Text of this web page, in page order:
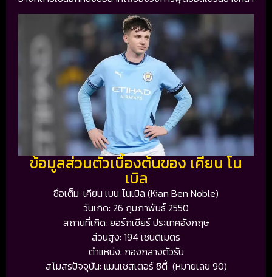
ข้อมูลส่วนตัวเบื้องต้นของ เคียน โน
เบิล
ชื่อเต็ม: เคียน เบน โนเบิล (Kian Ben Noble)
วันเกิด: 26 กุมภาพันธ์ 2550
สถานที่เกิด: ยอร์กเชียร์ ประเทศอังกฤษ
ส่วนสูง: 194 เซนติเมตร
ตำแหน่ง: กองกลางตัวรับ
สโมสรปัจจุบัน: แมนเชสเตอร์ ซิตี้ (หมายเลข 90)